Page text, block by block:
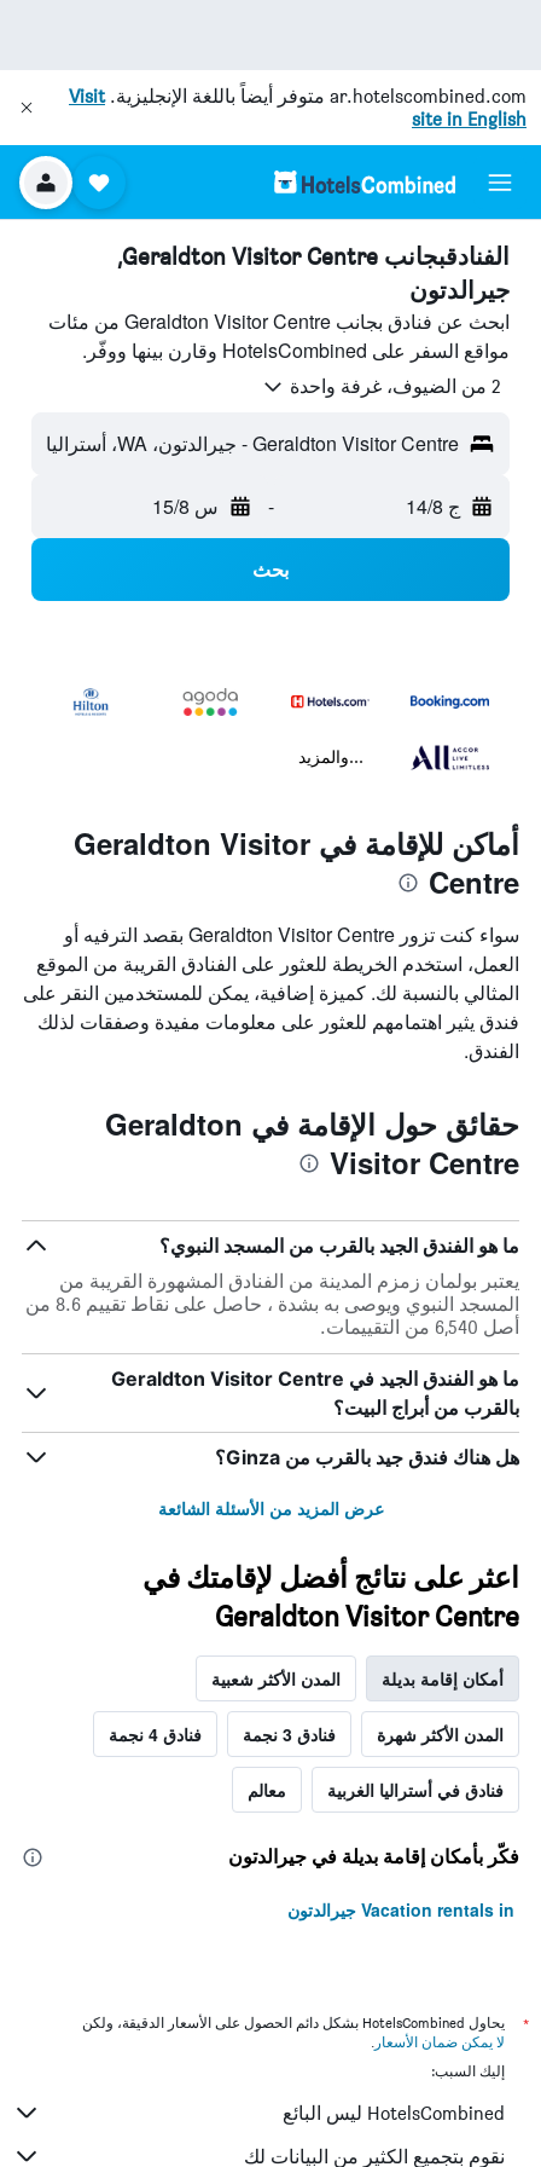
ar.hotelscombined.com متوفر أيضاً باللغة الإنجليزية.Visit
site in English
الفنادقبجانب Geraldton Visitor Centre,
جيرالدتون
ابحث عن فنادق بجانب Geraldton Visitor Centre من مئات
مواقع السفر على HotelsCombined وقارن بينها ووفّر.
2 من الضيوف، غرفة واحدة
Geraldton Visitor Centre - جيرالدتون، WA، أستراليا
ج 14/8 - س 15/8
بحث
...والمزيد
أماكن للإقامة في Geraldton Visitor
Centre
سواء كنت تزور Geraldton Visitor Centre بقصد الترفيه أو
العمل، استخدم الخريطة للعثور على الفنادق القريبة من الموقع
المثالي بالنسبة لك. كميزة إضافية، يمكن للمستخدمين النقر على
فندق يثير اهتمامهم للعثور على معلومات مفيدة وصفقات لذلك
الفندق.
حقائق حول الإقامة في Geraldton
Visitor Centre
ما هو الفندق الجيد بالقرب من المسجد النبوي؟
يعتبر بولمان زمزم المدينة من الفنادق المشهورة القريبة من
المسجد النبوي ويوصى به بشدة ، حاصل على نقاط تقييم 8.6 من
أصل 6,540 من التقييمات.
ما هو الفندق الجيد في Geraldton Visitor Centre
بالقرب من أبراج البيت؟
هل هناك فندق جيد بالقرب من Ginza؟
عرض المزيد من الأسئلة الشائعة
اعثر على نتائج أفضل لإقامتك في
Geraldton Visitor Centre
أمكان إقامة بديلة المدن الأكثر شعبية
المدن الأكثر شهرة فنادق 3 نجمة فنادق 4 نجمة
فنادق في أستراليا الغربية معالم
فكّر بأمكان إقامة بديلة في جيرالدتون
Vacation rentals in جيرالدتون
*
يحاول HotelsCombined بشكل دائم الحصول على الأسعار الدقيقة، ولكن
لا يمكن ضمان الأسعار .
إليك السبب:
HotelsCombined ليس البائع
نقوم بتجميع الكثير من البيانات لك